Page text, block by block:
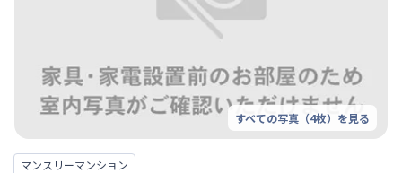
すべての写真（4枚）を見る
マンスリーマンション